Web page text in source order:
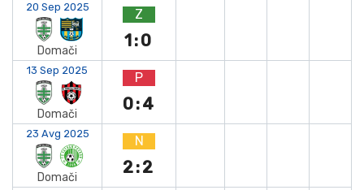
20 Sep 2025
Domači
Z
1:0
13 Sep 2025
Domači
P
0:4
23 Avg 2025
Domači
N
2:2